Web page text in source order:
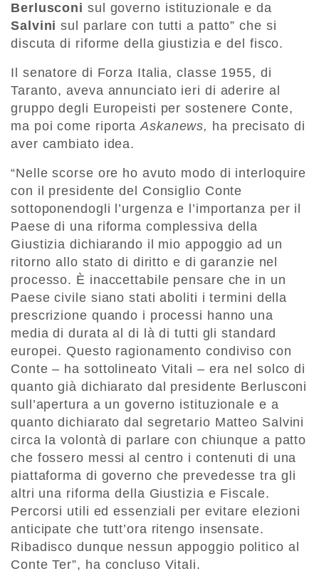
Berlusconi sul governo istituzionale e da
Salvini sul parlare con tutti a patto” che si
discuta di riforme della giustizia e del fisco.
Il senatore di Forza Italia, classe 1955, di
Taranto, aveva annunciato ieri di aderire al
gruppo degli Europeisti per sostenere Conte,
ma poi come riportaAskanews, ha precisato di
aver cambiato idea.
“Nelle scorse ore ho avuto modo di interloquire
con il presidente del Consiglio Conte
sottoponendogli l’urgenza e l’importanza per il
Paese di una riforma complessiva della
Giustizia dichiarando il mio appoggio ad un
ritorno allo stato di diritto e di garanzie nel
processo. È inaccettabile pensare che in un
Paese civile siano stati aboliti i termini della
prescrizione quando i processi hanno una
media di durata al di là di tutti gli standard
europei. Questo ragionamento condiviso con
Conte – ha sottolineato Vitali – era nel solco di
quanto già dichiarato dal presidente Berlusconi
sull’apertura a un governo istituzionale e a
quanto dichiarato dal segretario Matteo Salvini
circa la volontà di parlare con chiunque a patto
che fossero messi al centro i contenuti di una
piattaforma di governo che prevedesse tra gli
altri una riforma della Giustizia e Fiscale.
Percorsi utili ed essenziali per evitare elezioni
anticipate che tutt’ora ritengo insensate.
Ribadisco dunque nessun appoggio politico al
Conte Ter”, ha concluso Vitali.